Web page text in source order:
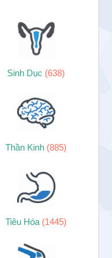
Sinh Dục (638)
Thần Kinh (885)
Tiêu Hóa (1445)